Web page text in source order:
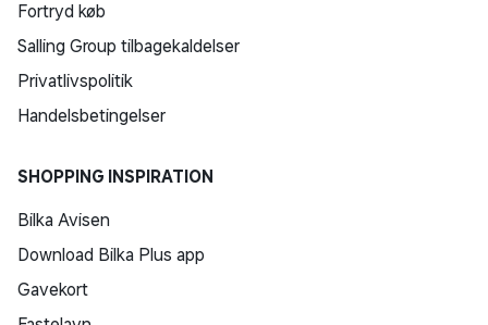
Fortryd køb
Salling Group tilbagekaldelser
Privatlivspolitik
Handelsbetingelser
SHOPPING INSPIRATION
Bilka Avisen
Download Bilka Plus app
Gavekort